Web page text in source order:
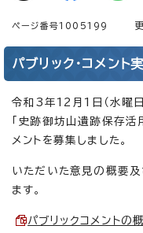
ページ番号1005199 更
パブリック・コメント
令和3年12月1日（水曜日
「史跡御坊山遺跡保存活
メントを募集しました。
いただいた意見の概要及
ます。
パブリックコメント